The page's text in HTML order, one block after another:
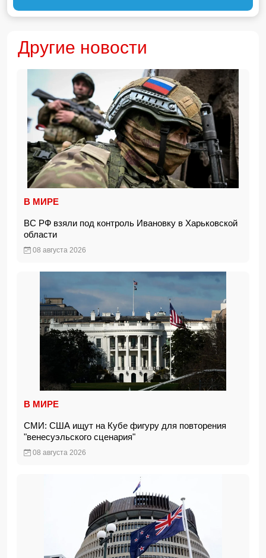
Другие новости
В МИРЕ
ВС РФ взяли под контроль Ивановку в Харьковской
области
08 августа 2026
В МИРЕ
СМИ: США ищут на Кубе фигуру для повторения
"венесуэльского сценария"
08 августа 2026